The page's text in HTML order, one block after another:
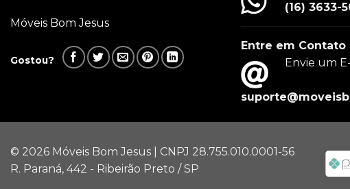
Móveis Bom Jesus
Gostou?
(16) 3633-
Entre em Contato
Envie um
© 2026 Móveis Bom Jesus | CNPJ 28.755.010.0001-56
R. Paraná, 442 - Ribeirão Preto / SP